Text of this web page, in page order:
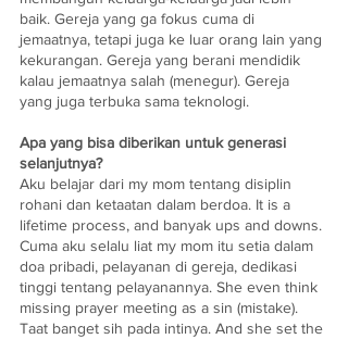
baik. Gereja yang ga fokus cuma di
jemaatnya, tetapi juga ke luar orang lain yang
kekurangan. Gereja yang berani mendidik
kalau jemaatnya salah (menegur). Gereja
yang juga terbuka sama teknologi.
Apa yang bisa diberikan untuk generasi
selanjutnya?
Aku belajar dari my mom tentang disiplin
rohani dan ketaatan dalam berdoa. It is a
lifetime process, and banyak ups and downs.
Cuma aku selalu liat my mom itu setia dalam
doa pribadi, pelayanan di gereja, dedikasi
tinggi tentang pelayanannya. She even think
missing prayer meeting as a sin (mistake).
Taat banget sih pada intinya. And she set the